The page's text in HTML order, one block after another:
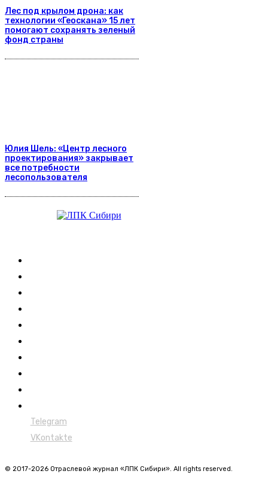
Лес под крылом дрона: как
технологии «Геоскана» 15 лет
помогают сохранять зеленый
фонд страны
Юлия Шель: «Центр лесного
проектирования» закрывает
все потребности
лесопользователя
Telegram
VKontakte
© 2017-2026 Отраслевой журнал «ЛПК Сибири». All rights reserved.